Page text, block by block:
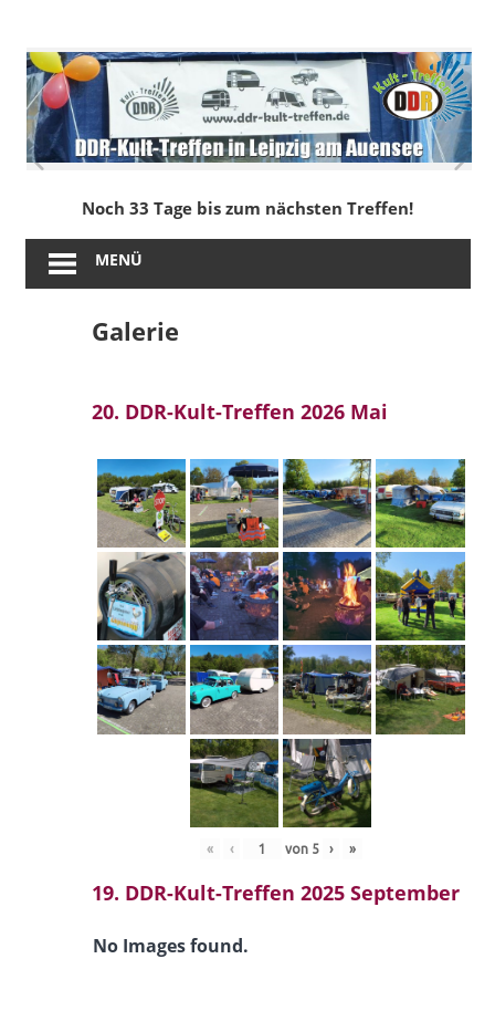
springen
DDR-
Kult-
Treffen
in
Leipzig
am
Noch 33 Tage bis zum nächsten Treffen!
MENÜ
Galerie
20. DDR-Kult-Treffen 2026 Mai
« ‹ von 5 › »
19. DDR-Kult-Treffen 2025 September
No Images found.